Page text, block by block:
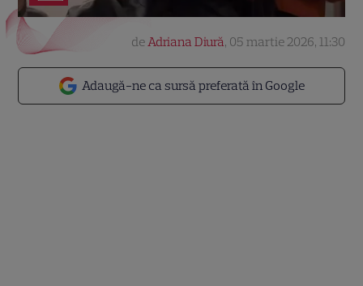
Adaugă-ne ca sursă preferată în Google
deAdriana Diură, 05 martie 2026, 11:30